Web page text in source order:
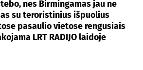
nes Birmingamas jau ne
su teroristinius išpuolius
pasaulio vietose rengusiais
LRT RADIJO laidoje